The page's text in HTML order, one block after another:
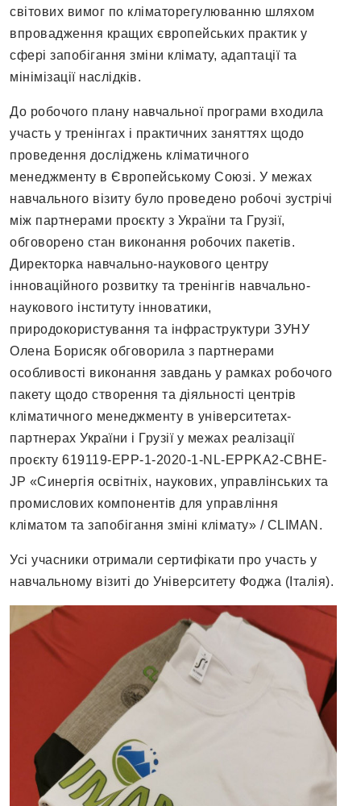
світових вимог по кліматорегулюванню шляхом
впровадження кращих європейських практик у
сфері запобігання зміни клімату, адаптації та
мінімізації наслідків.
До робочого плану навчальної програми входила
участь у тренінгах і практичних заняттях щодо
проведення досліджень кліматичного
менеджменту в Європейському Союзі. У межах
навчального візиту було проведено робочі зустрічі
між партнерами проєкту з України та Грузії,
обговорено стан виконання робочих пакетів.
Директорка навчально-наукового центру
інноваційного розвитку та тренінгів навчально-
наукового інституту інноватики,
природокористування та інфраструктури ЗУНУ
Олена Борисяк обговорила з партнерами
особливості виконання завдань у рамках робочого
пакету щодо створення та діяльності центрів
кліматичного менеджменту в університетах-
партнерах України і Грузії у межах реалізації
проєкту 619119-EPP-1-2020-1-NL-EPPKA2-CBHE-
JP «Синергія освітніх, наукових, управлінських та
промислових компонентів для управління
кліматом та запобігання зміні клімату» / CLIMAN.
Усі учасники отримали сертифікати про участь у
навчальному візиті до Університету Фоджа (Італія).